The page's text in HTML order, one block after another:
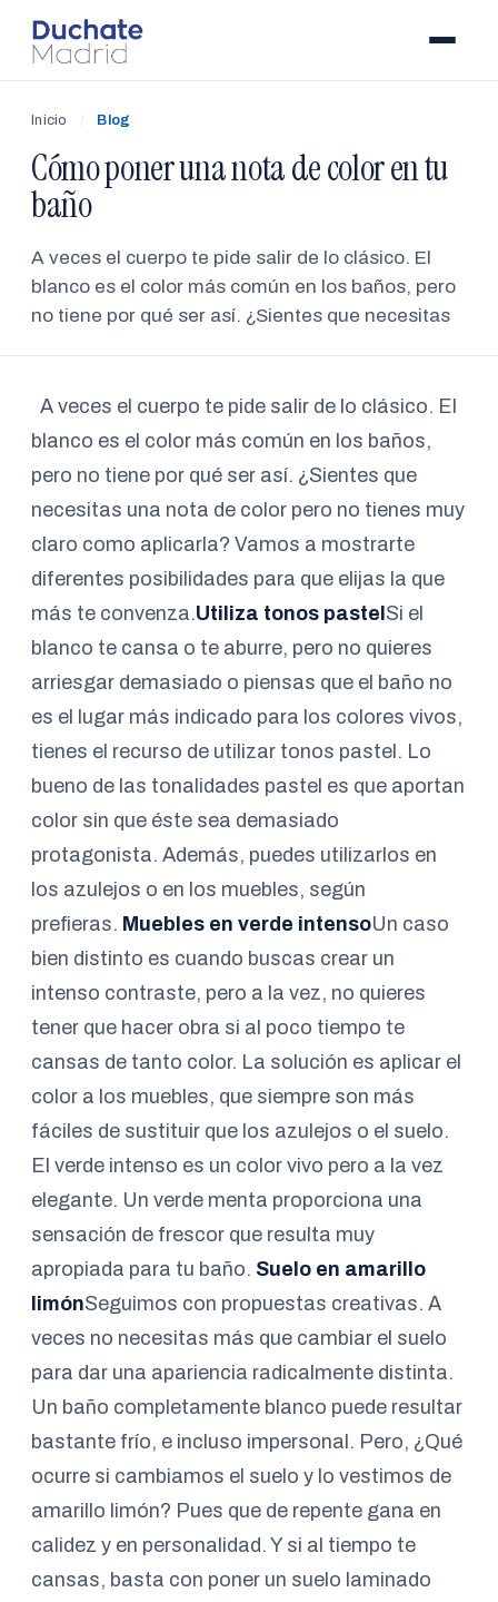
Inicio / Blog
Cómo poner una nota de color en tu
baño
A veces el cuerpo te pide salir de lo clásico. El
blanco es el color más común en los baños, pero
no tiene por qué ser así. ¿Sientes que necesitas
A veces el cuerpo te pide salir de lo clásico. El
blanco es el color más común en los baños,
pero no tiene por qué ser así. ¿Sientes que
necesitas una nota de color pero no tienes muy
claro como aplicarla? Vamos a mostrarte
diferentes posibilidades para que elijas la que
más te convenza.Utiliza tonos pastel Si el
blanco te cansa o te aburre, pero no quieres
arriesgar demasiado o piensas que el baño no
es el lugar más indicado para los colores vivos,
tienes el recurso de utilizar tonos pastel. Lo
bueno de las tonalidades pastel es que aportan
color sin que éste sea demasiado
protagonista. Además, puedes utilizarlos en
los azulejos o en los muebles, según
prefieras. Muebles en verde intensoUn caso
bien distinto es cuando buscas crear un
intenso contraste, pero a la vez, no quieres
tener que hacer obra si al poco tiempo te
cansas de tanto color. La solución es aplicar el
color a los muebles, que siempre son más
fáciles de sustituir que los azulejos o el suelo.
El verde intenso es un color vivo pero a la vez
elegante. Un verde menta proporciona una
sensación de frescor que resulta muy
apropiada para tu baño. Suelo en amarillo
limónSeguimos con propuestas creativas. A
veces no necesitas más que cambiar el suelo
para dar una apariencia radicalmente distinta.
Un baño completamente blanco puede resultar
bastante frío, e incluso impersonal. Pero, ¿Qué
ocurre si cambiamos el suelo y lo vestimos de
amarillo limón? Pues que de repente gana en
calidez y en personalidad. Y si al tiempo te
cansas, basta con poner un suelo laminado